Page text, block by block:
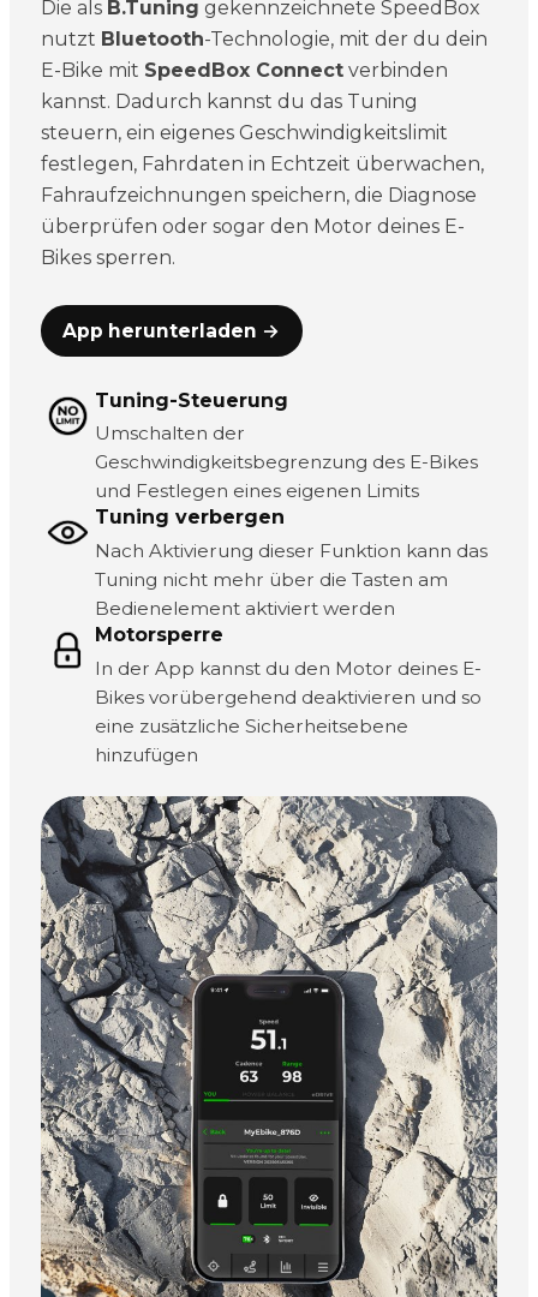
Die als B.Tuning gekennzeichnete SpeedBox
nutzt Bluetooth-Technologie, mit der du dein
E-Bike mit SpeedBox Connectverbinden
kannst. Dadurch kannst du das Tuning
steuern, ein eigenes Geschwindigkeitslimit
festlegen, Fahrdaten in Echtzeit überwachen,
Fahraufzeichnungen speichern, die Diagnose
überprüfen oder sogar den Motor deines E-
Bikes sperren.
App herunterladen →
Tuning-Steuerung
Umschalten der
Geschwindigkeitsbegrenzung des E-Bikes
und Festlegen eines eigenen Limits
Tuning verbergen
Nach Aktivierung dieser Funktion kann das
Tuning nicht mehr über die Tasten am
Bedienelement aktiviert werden
Motorsperre
In der App kannst du den Motor deines E-
Bikes vorübergehend deaktivieren und so
eine zusätzliche Sicherheitsebene
hinzufügen